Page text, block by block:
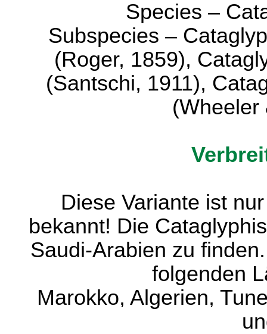
Species –
Subspecies –
(Roger, 1859),
(Santschi, 1911),
(Wheeler
Diese Variante ist
bekannt! Die
Saudi-Arabien zu
folgenden
Marokko, Algerien,